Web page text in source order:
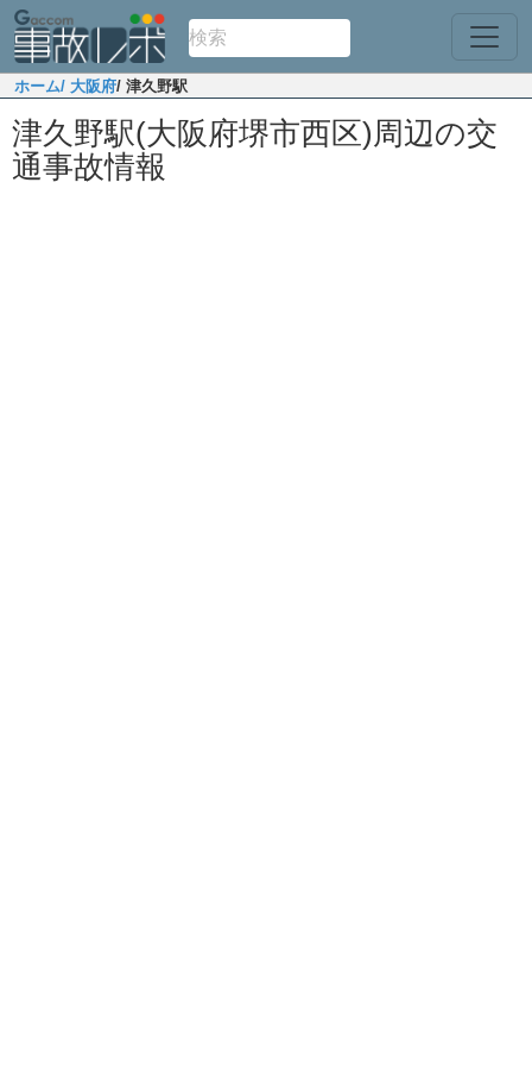
ホーム/ 大阪府/ 津久野駅
津久野駅(大阪府堺市西区)周辺の交
通事故情報